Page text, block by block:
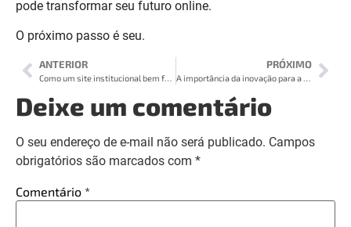
pode transformar seu futuro online.
O próximo passo é seu.
ANTERIOR
Como um site institucional bem feito pode acelerar o funil de vendas da sua empresa
PRÓXIMO
A importância da inovação para a competitividade empresarial
Deixe um comentário
O seu endereço de e-mail não será publicado. Campos
obrigatórios são marcados com *
Comentário *